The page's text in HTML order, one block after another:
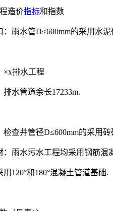
造价指标和指数
：雨水管D≤600mm的采用水
×x排水工程
水管道余长17233m.
检查井管径D≤600mm的采用
：雨水污水工程均采用钢筋混
用120°和180°混凝土管道基础.